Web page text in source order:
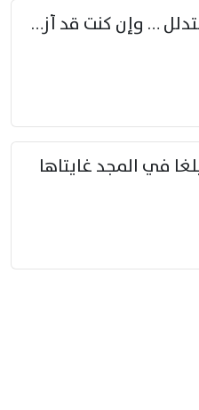
أفاطم مهلا بعض هذا التدلل … وإن كنت قد أزمعت صرمي فأجملي
في المجد غايتاها